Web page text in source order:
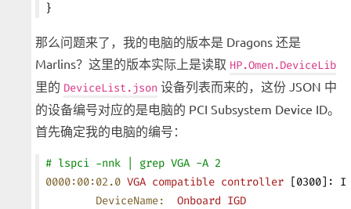
}
那么问题来了，我的电脑的版本是 Dragons 还是
Marlins？这里的版本实际上是读取 HP.Omen.DeviceLib
里的 DeviceList.json 设备列表而来的，这份 JSON 中
的设备编号对应的是电脑的 PCI Subsystem Device ID。
首先确定我的电脑的编号：
# lspci -nnk | grep VGA -A 2
0000:00:02.0 VGA compatible controller [0300]:
        DeviceName:
  Onboard
IGD